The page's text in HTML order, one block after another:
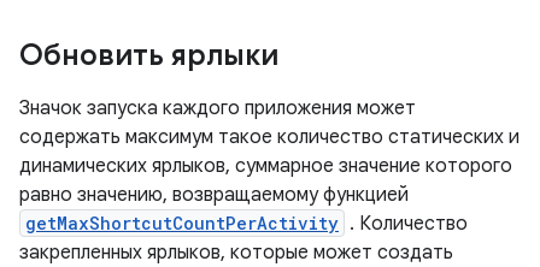
Обновить ярлыки
Значок запуска каждого приложения может
содержать максимум такое количество статических и
динамических ярлыков, суммарное значение которого
равно значению, возвращаемому функцией
getMaxShortcutCountPerActivity . Количество
закрепленных ярлыков, которые может создать